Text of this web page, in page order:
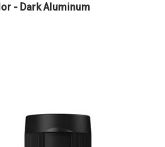
- Dark Aluminum